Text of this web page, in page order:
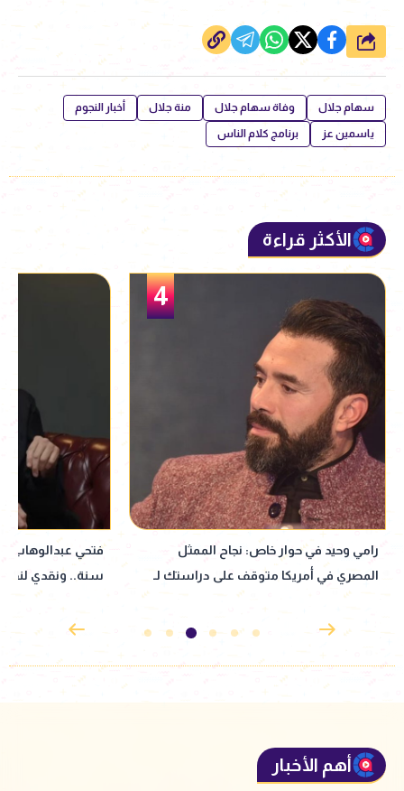
شارك
سهام جلال وفاة سهام جلال منة جلال أخبار النجوم
ياسمين عز برنامج كلام الناس
الأكثر قراءة
5
فتحي عبدالوهاب: بتفرج على نفسي بعد
سنة.. ونقدي لنفسي بيبقى قاسي جدًا
"عاجبني
توجه رسالة دعم
أهم الأخبار